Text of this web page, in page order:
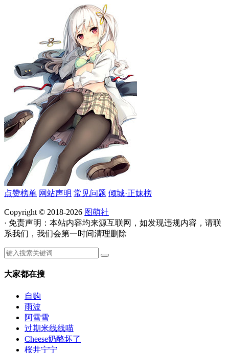
点赞榜单 网站声明 常见问题 倾城·正妹榜
Copyright © 2018-2026 图萌社
· 免责声明：本站内容均来源互联网，如发现违规内容，请联
系我们，我们会第一时间清理删除
大家都在搜
自购
雨波
阿雪雪
过期米线线喵
Cheese奶酪坏了
桜井宁宁